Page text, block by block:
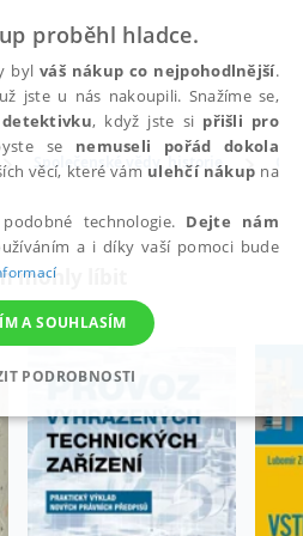
Společenské vědy, historie
mohly líbit
proběhl hladce.
bylváš nákup co nejpohodlnější.
jste u nás nakoupili. Snažíme se,
, když jste si přišli pro
se nemuseli pořád dokola
věcí, které vám ulehčí nákup na
technologie. Dejte nám
a i díky vaší pomoci bude
A SOUHLASÍM
PODROBNOSTI
MARKETINGOVÉ
SOUBORY